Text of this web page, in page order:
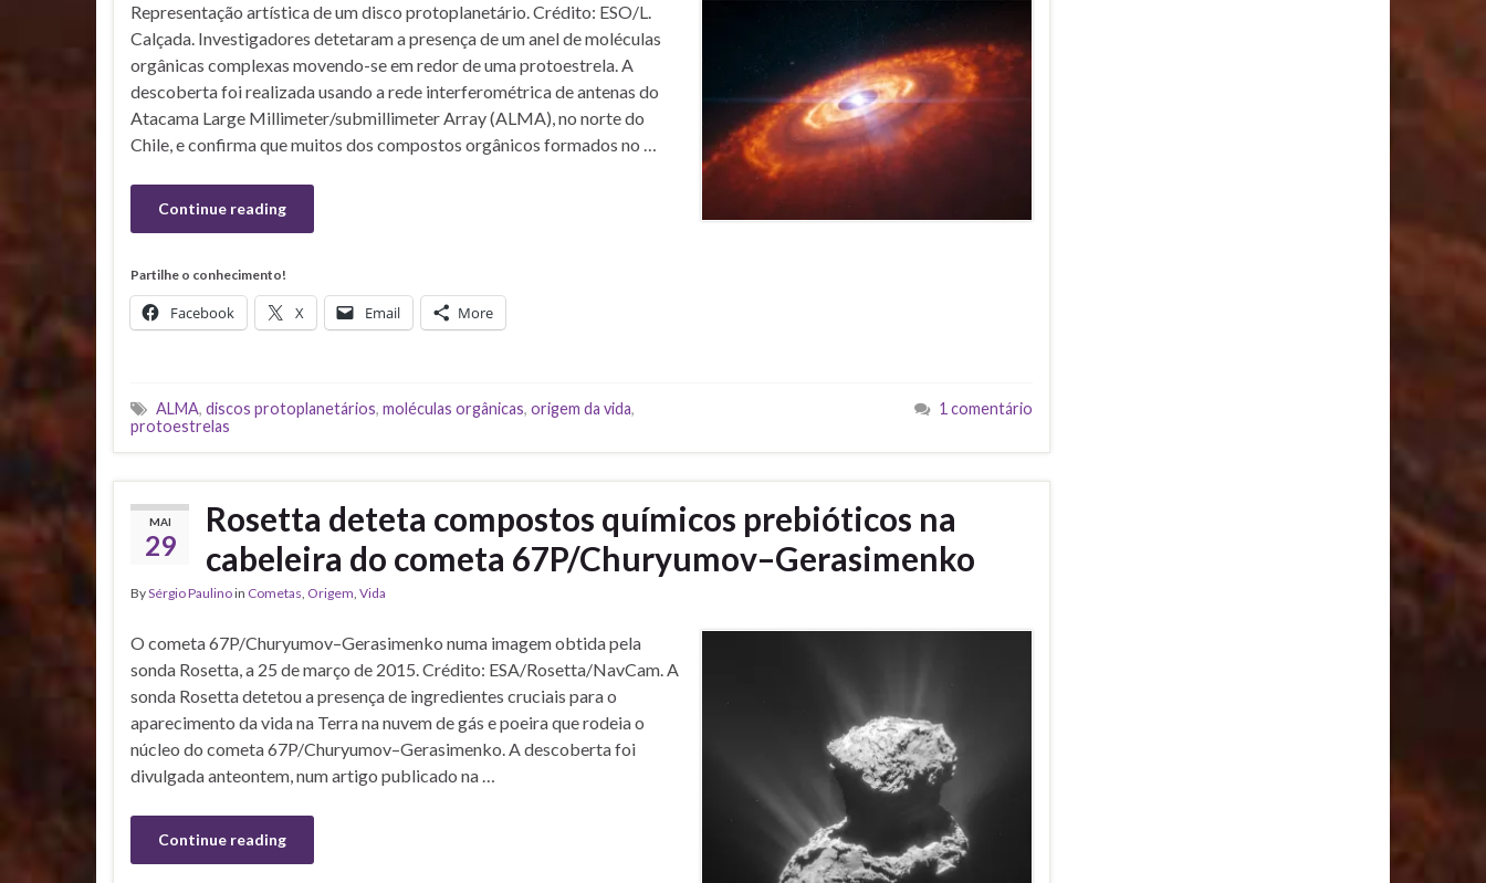
Representação artística de um disco protoplanetário. Crédito: ESO/L.
Calçada. Investigadores detetaram a presença de um anel de moléculas
orgânicas complexas movendo-se em redor de uma protoestrela. A
descoberta foi realizada usando a rede interferométrica de antenas do
Atacama Large Millimeter/submillimeter Array (ALMA), no norte do
Chile, e confirma que muitos dos compostos orgânicos formados no …
Continue reading
Partilhe o conhecimento!
Facebook X Email More
ALMA, discos protoplanetários, moléculas orgânicas, origem da vida,
protoestrelas
1 comentário
MAI
29
Rosetta deteta compostos químicos prebióticos na
cabeleira do cometa 67P/Churyumov–Gerasimenko
BySérgio Paulinoin Cometas, Origem, Vida
O cometa 67P/Churyumov–Gerasimenko numa imagem obtida pela
sonda Rosetta, a 25 de março de 2015. Crédito: ESA/Rosetta/NavCam. A
sonda Rosetta detetou a presença de ingredientes cruciais para o
aparecimento da vida na Terra na nuvem de gás e poeira que rodeia o
núcleo do cometa 67P/Churyumov–Gerasimenko. A descoberta foi
divulgada anteontem, num artigo publicado na …
Continue reading